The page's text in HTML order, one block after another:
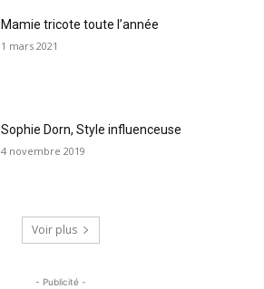
Mamie tricote toute l’année
1 mars 2021
Sophie Dorn, Style influenceuse
4 novembre 2019
Voir plus
- Publicité -